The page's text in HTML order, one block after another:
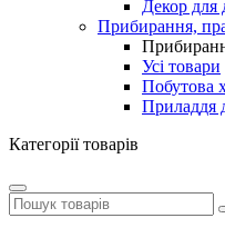
Декор для
Прибирання,
Усі товари
Побутова
Приладдя
Категорії товарів